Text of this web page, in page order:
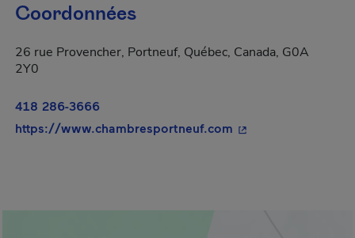
Coordonnées
26 rue Provencher, Portneuf, Québec, Canada, G0A
2Y0
418 286-3666
https://www.chambresportneuf.com - Cet hyperlien